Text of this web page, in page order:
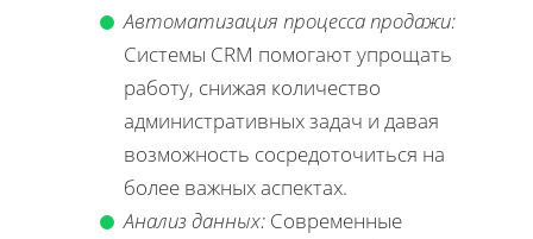
Автоматизация процесса продажи:
Системы CRM помогают упрощать
работу, снижая количество
административных задач и давая
возможность сосредоточиться на
более важных аспектах.
Анализ данных: Современные